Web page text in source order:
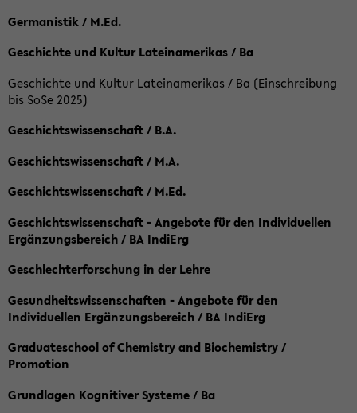
Germanistik / M.Ed.
Geschichte und Kultur Lateinamerikas / Ba
Geschichte und Kultur Lateinamerikas / Ba (Einschreibung
bis SoSe 2025)
Geschichtswissenschaft / B.A.
Geschichtswissenschaft / M.A.
Geschichtswissenschaft / M.Ed.
Geschichtswissenschaft - Angebote für den Individuellen
Ergänzungsbereich / BA IndiErg
Geschlechterforschung in der Lehre
Gesundheitswissenschaften - Angebote für den
Individuellen Ergänzungsbereich / BA IndiErg
Graduateschool of Chemistry and Biochemistry /
Promotion
Grundlagen Kognitiver Systeme / Ba